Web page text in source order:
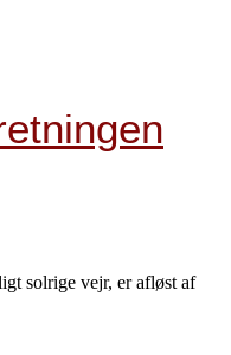
solrige vejr, er afløst af